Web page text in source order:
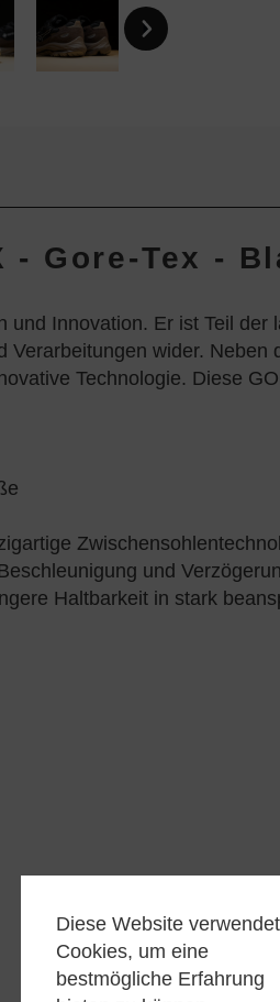
- Gore-Tex -
Innovation. Er ist Teil
wider.
Technologie. Diese
und
Haltbarkeit in stark
Diese Website verwendet
Cookies, um eine
bestmögliche Erfahrung